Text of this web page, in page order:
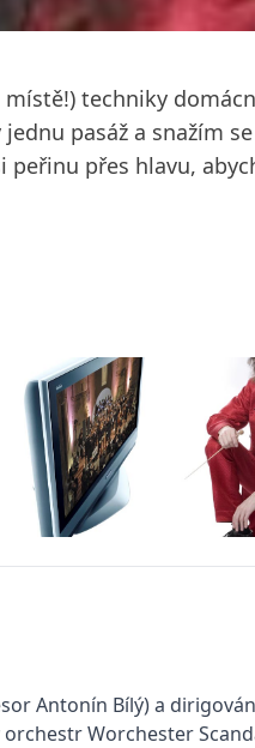
techniky
pasáž a snažím
přes hlavu,
Antonín Bílý) a
Worchester